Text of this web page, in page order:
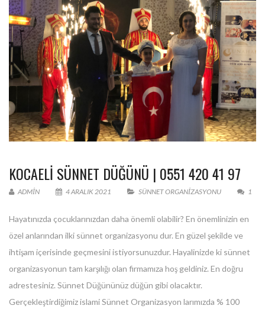
KOCAELİ SÜNNET DÜĞÜNÜ | 0551 420 41 97
ADMIN 4 ARALIK 2021 SÜNNET ORGANIZASYONU 1
Hayatınızda çocuklarınızdan daha önemli olabilir? En önemlinizin en
özel anlarından ilki sünnet organizasyonu dur. En güzel şekilde ve
ihtişam içerisinde geçmesini istiyorsunuzdur. Hayalinizde ki sünnet
organizasyonun tam karşılığı olan firmamıza hoş geldiniz. En doğru
adrestesiniz. Sünnet Düğününüz düğün gibi olacaktır.
Gerçekleştirdiğimiz islami Sünnet Organizasyon larımızda % 100